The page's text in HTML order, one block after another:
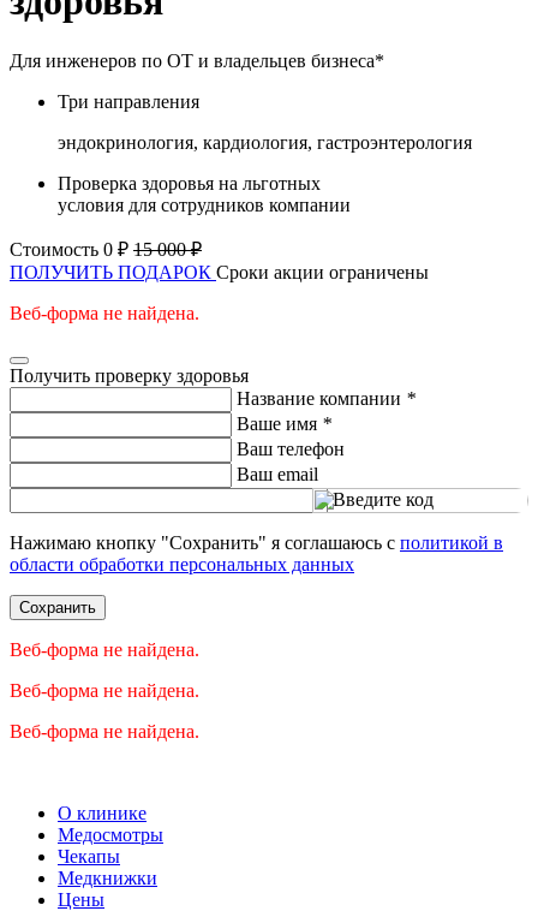
Для инженеров по ОТ и владельцев бизнеса*
Три направления
эндокринология, кардиология, гастроэнтерология
Проверка здоровья на льготных
условия для сотрудников компании
Стоимость 0 ₽ 15 000 ₽
ПОЛУЧИТЬ ПОДАРОК Сроки акции ограничены
Веб-форма не найдена.
Получить проверку здоровья
Название компании *
Ваше имя *
Ваш телефон
Ваш email
Введите код
Нажимаю кнопку "Сохранить" я соглашаюсь с политикой в
области обработки персональных данных
Сохранить
Веб-форма не найдена.
Веб-форма не найдена.
Веб-форма не найдена.
О клинике
Медосмотры
Чекапы
Медкнижки
Цены